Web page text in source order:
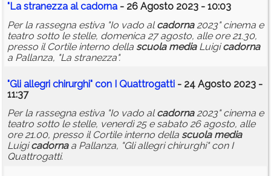
"La stranezza alcadorna - 26 Agosto 2023 - 10:03
Per la rassegna estiva "Io vado alcadorna2023" cinema e
teatro sotto le stelle, domenica 27 agosto, alle ore 21.30,
presso il Cortile interno della scuola mediaLuigicadorna
a Pallanza, "La stranezza".
"Gli allegri chirurghi" con I Quattrogatti - 24 Agosto 2023 -
11:37
Per la rassegna estiva "Io vado alcadorna2023" cinema e
teatro sotto le stelle, venerdì 25 e sabato 26 agosto, alle
ore 21.00, presso il Cortile interno della scuola media
Luigicadornaa Pallanza, "Gli allegri chirurghi" con I
Quattrogatti.